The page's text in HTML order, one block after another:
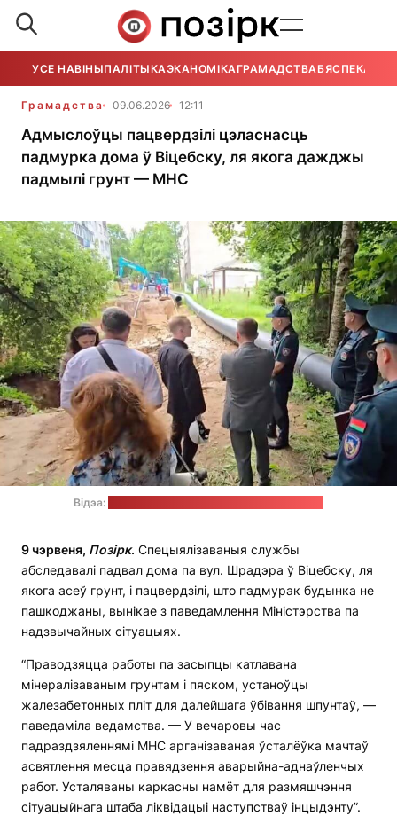
УСЕ НАВІНЫПАЛІТЫКАЭКАНОМІКАГРАМАДСТВАБЯСПЕКА
Грамадства 09.06.2026 12:11
Адмыслоўцы пацвердзілі цэласнасць
падмурка дома ў Віцебску, ля якога дажджы
падмылі грунт — МНС
Відэа:
9 чэрвеня, Позірк. Спецыялізаваныя службы
абследавалі падвал дома па вул. Шрадэра ў Віцебску, ля
якога асеў грунт, і пацвердзілі, што падмурак будынка не
пашкоджаны, вынікае з паведамлення Міністэрства па
надзвычайных сітуацыях.
“Праводзяцца работы па засыпцы катлавана
мінералізаваным грунтам і пяском, устаноўцы
жалезабетонных пліт для далейшага ўбівання шпунтаў, —
паведаміла ведамства. — У вечаровы час
падраздзяленнямі МНС арганізаваная ўсталёўка мачтаў
асвятлення месца правядзення аварыйна-аднаўленчых
работ. Усталяваны каркасны намёт для размяшчэння
сітуацыйнага штаба ліквідацыі наступстваў інцыдэнту”.